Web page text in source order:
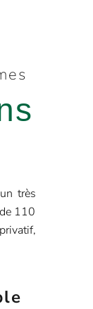
très
110